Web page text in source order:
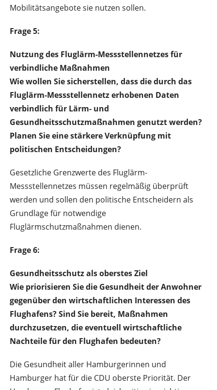
Mobilitätsangebote sie nutzen sollen.
Frage 5:
Nutzung des Fluglärm-Messstellennetzes für
verbindliche Maßnahmen
Wie wollen Sie sicherstellen, dass die durch das
Fluglärm-Messstellennetz erhobenen Daten
verbindlich für Lärm- und
Gesundheitsschutzmaßnahmen genutzt werden?
Planen Sie eine stärkere Verknüpfung mit
politischen Entscheidungen?
Gesetzliche Grenzwerte des Fluglärm-
Messstellennetzes müssen regelmäßig überprüft
werden und sollen den politische Entscheidern als
Grundlage für notwendige
Fluglärmschutzmaßnahmen dienen.
Frage 6:
Gesundheitsschutz als oberstes Ziel
Wie priorisieren Sie die Gesundheit der Anwohner
gegenüber den wirtschaftlichen Interessen des
Flughafens? Sind Sie bereit, Maßnahmen
durchzusetzen, die eventuell wirtschaftliche
Nachteile für den Flughafen bedeuten?
Die Gesundheit aller Hamburgerinnen und
Hamburger hat für die CDU oberste Priorität. Der